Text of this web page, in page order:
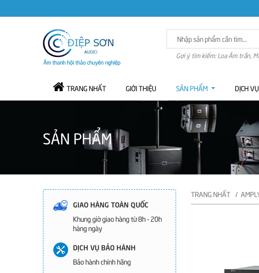
Gợi ý tìm kiếm: Loa Âm trần,
TRANG NHẤT GIỚI THIỆU SẢN PHẨM DỊCH VỤ
SẢN PHẨM
TRANG NHẤT
GIAO HÀNG TOÀN QUỐC
Khung giờ giao hàng từ 8h - 20h
hàng ngày
DỊCH VỤ BẢO HÀNH
Bảo hành chính hãng